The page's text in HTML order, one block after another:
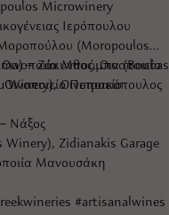
Microwinery
Ιερόπουλου
(Moropoulos
Μπούμπα (Boubas
Οινοποιείο
– Ζάκυνθος, Οινοποιείο
Πετρακόπουλος
Νάξος
Winery), Zidianakis Garage
Μανουσάκη
#artisanalwines